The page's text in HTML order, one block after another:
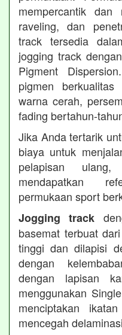
mempercantik dan
raveling, dan
track tersedia
jogging track
Pigment
pigmen
warna cerah,
fading bertahun-
Jika Anda tertarik
biaya untuk
pelapisan
mendapatkan
permukaan sport
Jogging track
basemat terbuat
tinggi dan dilapisi
dengan
dengan lapisan
menggunakan
menciptakan
mencegah